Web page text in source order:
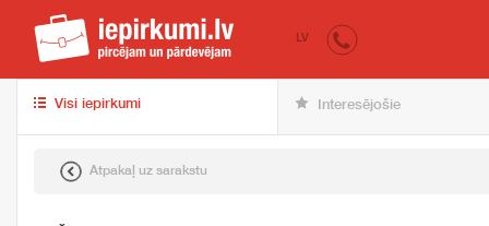
iepirkumi.lv
LV
Visi iepirkumi Interesējošie
Atpakaļ uz sarakstu